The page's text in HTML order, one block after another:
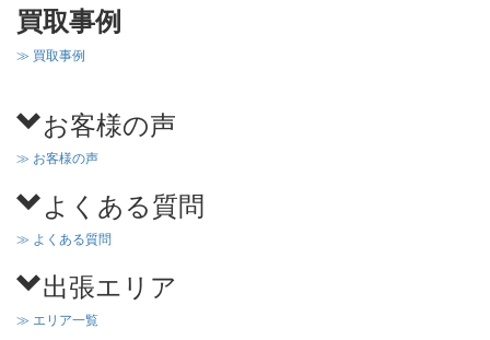
買取事例
≫ 買取事例
お客様の声
≫ お客様の声
よくある質問
≫ よくある質問
出張エリア
≫ エリア一覧